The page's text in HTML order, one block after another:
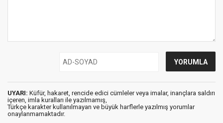
UYARI: Küfür, hakaret, rencide edici cümleler veya imalar, inançlara saldırı
içeren, imla kuralları ile yazılmamış,
Türkçe karakter kullanılmayan ve büyük harflerle yazılmış yorumlar
onaylanmamaktadır.